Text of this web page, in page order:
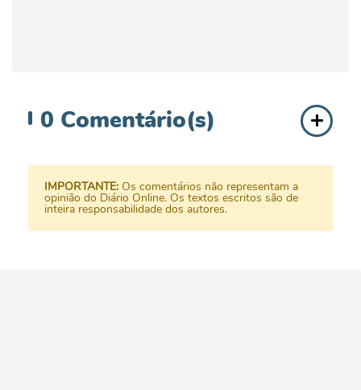
0 Comentário(s)
IMPORTANTE: Os comentários não representam a
opinião do Diário Online. Os textos escritos são de
inteira responsabilidade dos autores.